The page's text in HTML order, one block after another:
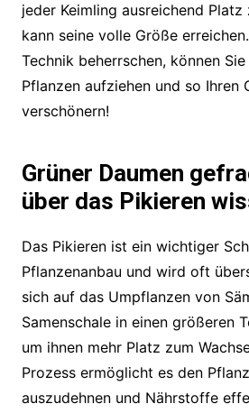
jeder Keimling ausreichend Platz
kann seine volle Größe
Technik beherrschen, können
Pflanzen aufziehen und so Ihren
verschönern!
Grüner Daumen
über das Pikieren
Das Pikieren ist ein wichtiger
Pflanzenanbau und wird oft
sich auf das Umpflanzen von
Samenschale in einen größeren
um ihnen mehr Platz zum
Prozess ermöglicht es den
auszudehnen und Nährstoffe